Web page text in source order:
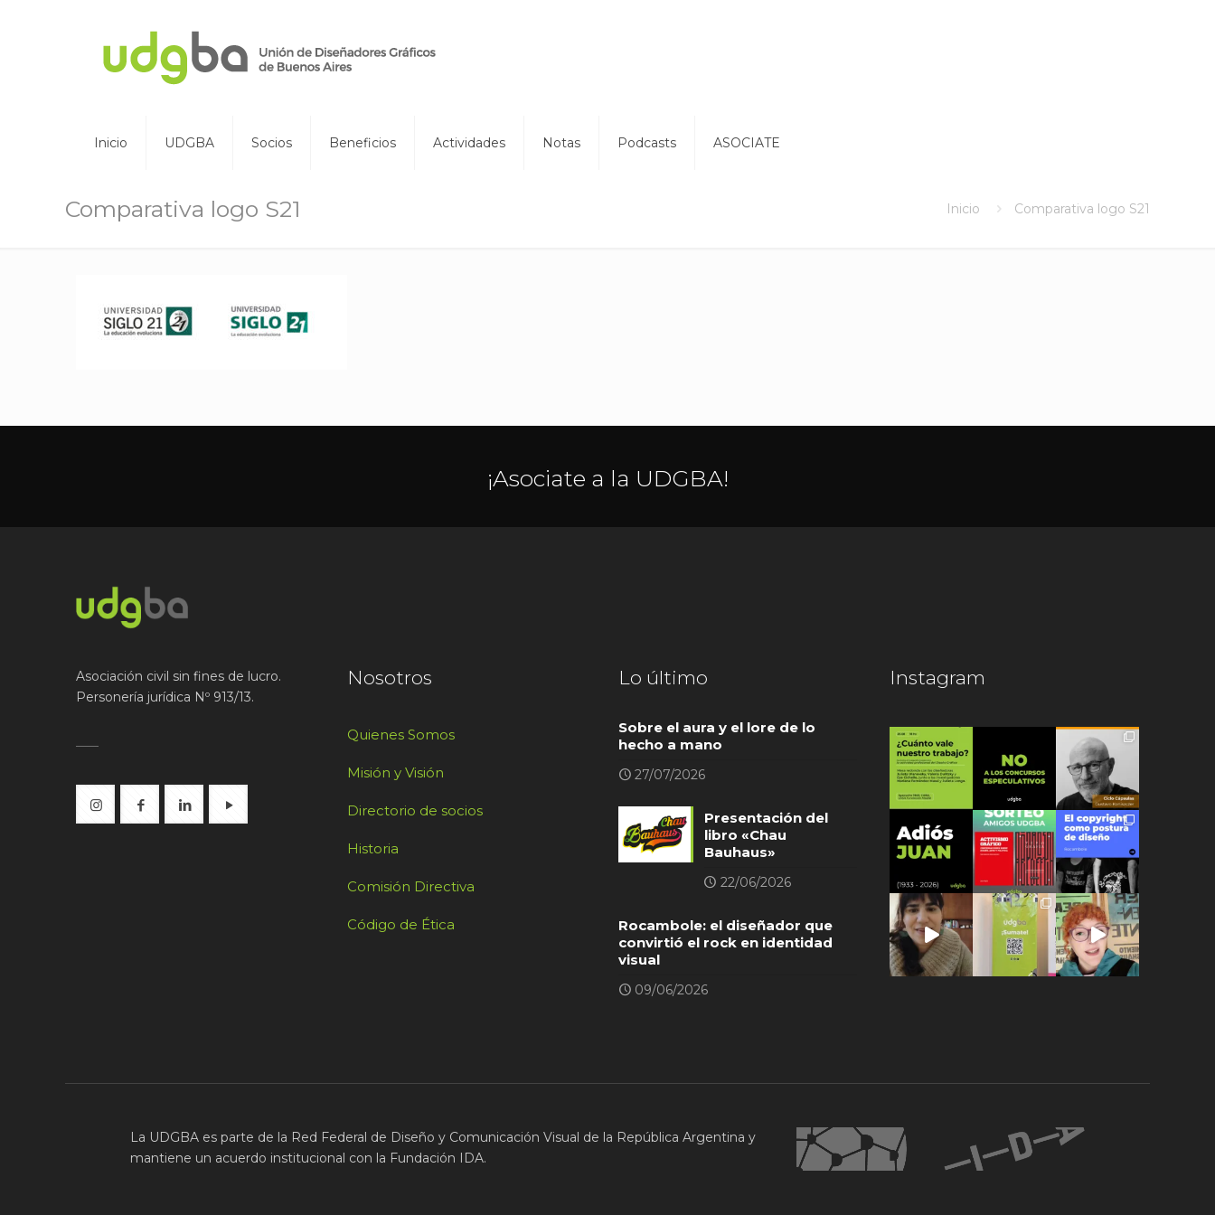
Inicio UDGBA Socios Beneficios Actividades Notas Podcasts ASOCIATE
Comparativa logo S21 Inicio Comparativa logo S21
¡Asociate a la UDGBA!
Asociación civil sin fines de lucro.
Personería jurídica Nº 913/13.
Nosotros
Quienes Somos
Misión y Visión
Directorio de socios
Historia
Comisión Directiva
Código de Ética
Lo último
Sobre el aura y el lore de lo
hecho a mano
27/07/2026
Presentación del
libro «Chau
Bauhaus»
22/06/2026
Rocambole: el diseñador que
convirtió el rock en identidad
visual
09/06/2026
Instagram
La UDGBA es parte de la Red Federal de Diseño y Comunicación Visual de la República Argentina y
mantiene un acuerdo institucional con la Fundación IDA.